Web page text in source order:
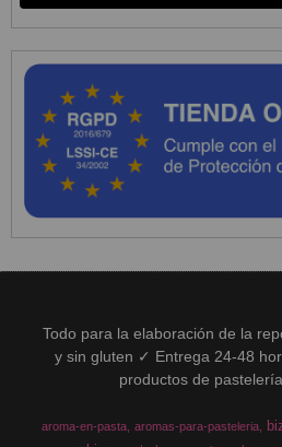
Todo para la elaboración de la
y sin gluten ✓ Entrega 24-48
productos de
aroma-en-pasta aromas-para-pasteleria